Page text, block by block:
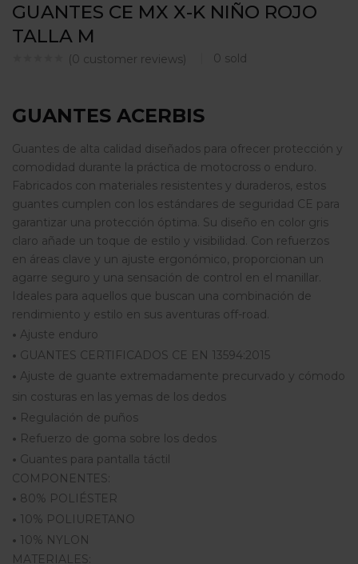
GUANTES CE MX X-K NIÑO ROJO
TALLA M
(0 customer reviews) 0 sold
GUANTES ACERBIS
Guantes de alta calidad diseñados para ofrecer protección y
comodidad durante la práctica de motocross o enduro.
Fabricados con materiales resistentes y duraderos, estos
guantes cumplen con los estándares de seguridad CE para
garantizar una protección óptima. Su diseño en color gris
claro añade un toque de estilo y visibilidad. Con refuerzos
en áreas clave y un ajuste ergonómico, proporcionan un
agarre seguro y una sensación de control en el manillar.
Ideales para aquellos que buscan una combinación de
rendimiento y estilo en sus aventuras off-road.
• Ajuste enduro
• GUANTES CERTIFICADOS CE EN 13594:2015
• Ajuste de guante extremadamente precurvado y cómodo
sin costuras en las yemas de los dedos
• Regulación de puños
• Refuerzo de goma sobre los dedos
• Guantes para pantalla táctil
COMPONENTES:
• 80% POLIÉSTER
• 10% POLIURETANO
• 10% NYLON
MATERIALES: